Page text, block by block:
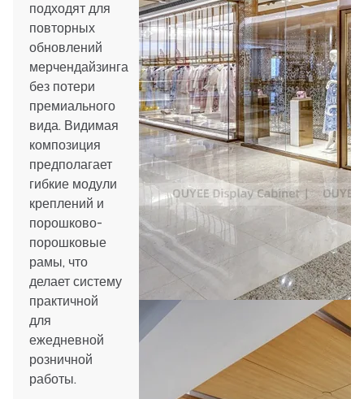
подходят для
повторных
обновлений
мерчендайзинга
без потери
премиального
вида. Видимая
композиция
предполагает
гибкие модули
креплений и
порошково-
порошковые
рамы, что
делает систему
практичной
для
ежедневной
розничной
работы.